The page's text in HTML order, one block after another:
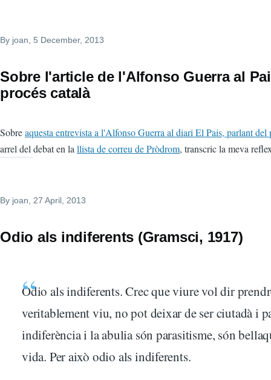
By joan , 5 December, 2013
Sobre l'article de l'Alfonso Guerra al
procés català
Sobreaquesta entrevista a l'Alfonso Guerra al diari El Pais, parlant del
arrel del debat en la llista de correu de Pròdrom, transcric la meva
By joan , 27 April, 2013
Odio als indiferents (Gramsci, 1917)
Odio als indiferents. Crec que viure vol dir
veritablement viu, no pot deixar de ser ciutadà i
indiferència i la abulia són parasitisme, són
vida. Per això odio als indiferents.